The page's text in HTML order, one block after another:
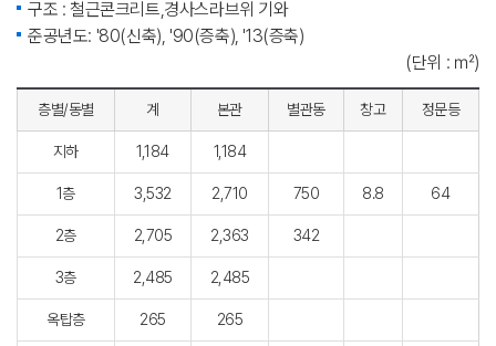
구조 : 철근콘크리트,경사스라브위 기와
준공년도: '80(신축), '90(증축), '13(증축)
(단위 : ㎡)
층별/동별 계 본관 별관동 창고 정문등
지하 1,184 1,184
1층 3,532 2,710 750 8.8 64
2층 2,705 2,363 342
3층 2,485 2,485
옥탑층 265 265